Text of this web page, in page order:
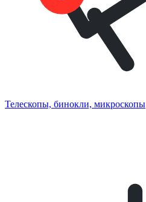
Телескопы, бинокли, микроскопы